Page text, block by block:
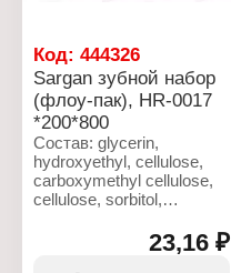
камень
Уровень рН: pH 2
Объем: 750 мл
Код: 444326
Sargan зубной набор
(флоу-пак), HR-0017
*200*800
Состав: glycerin,
hydroxyethyl, cellulose,
carboxymethyl cellulose,
cellulose, sorbitol,
23,16 ₽